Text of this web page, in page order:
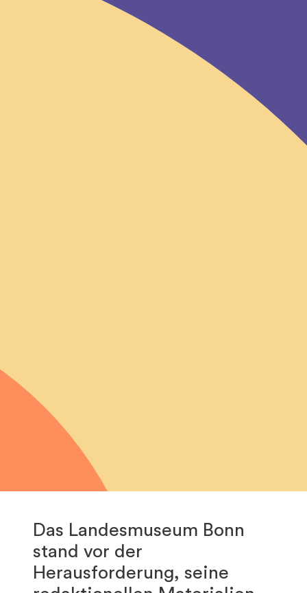
Das Landesmuseum Bonn
stand vor der
Herausforderung, seine